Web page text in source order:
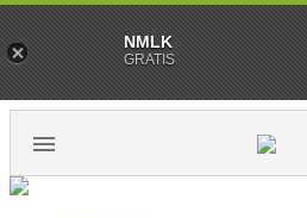
NMLK
GRATIS